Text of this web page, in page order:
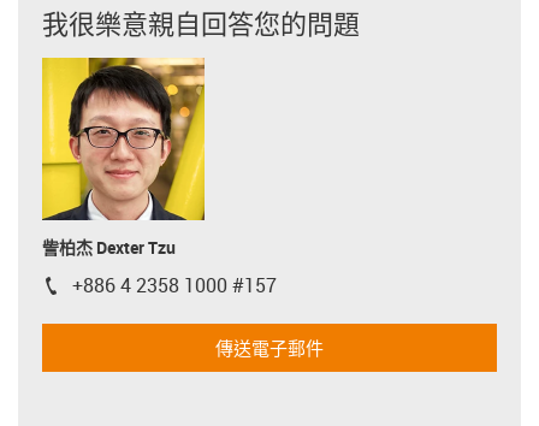
我很樂意親自回答您的問題
訾柏杰 Dexter Tzu
igus-icon-phone
+886 4 2358 1000 #157
傳送電子郵件